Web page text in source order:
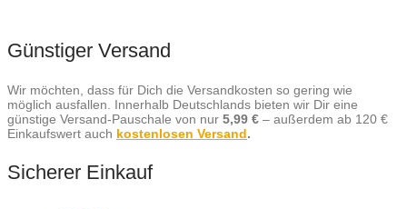
Günstiger Versand
Wir möchten, dass für Dich die Versandkosten so gering wie
möglich ausfallen. Innerhalb Deutschlands bieten wir Dir eine
günstige Versand-Pauschale von nur 5,99 € – außerdem ab 120 €
Einkaufswert auch kostenlosen Versand.
Sicherer Einkauf